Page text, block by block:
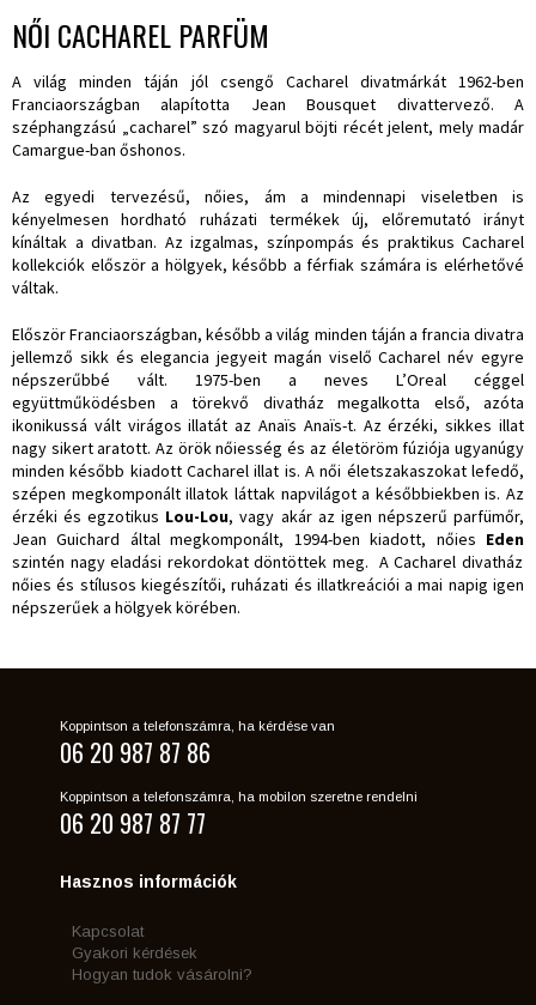
NŐI CACHAREL PARFÜM
A világ minden táján jól csengő Cacharel divatmárkát 1962-ben
Franciaországban alapította Jean Bousquet divattervező. A
széphangzású „cacharel” szó magyarul böjti récét jelent, mely madár
Camargue-ban őshonos.
Az egyedi tervezésű, nőies, ám a mindennapi viseletben is
kényelmesen hordható ruházati termékek új, előremutató irányt
kínáltak a divatban. Az izgalmas, színpompás és praktikus Cacharel
kollekciók először a hölgyek, később a férfiak számára is elérhetővé
váltak.
Először Franciaországban, később a világ minden táján a francia divatra
jellemző sikk és elegancia jegyeit magán viselő Cacharel név egyre
népszerűbbé vált. 1975-ben a neves L’Oreal céggel
együttműködésben a törekvő divatház megalkotta első, azóta
ikonikussá vált virágos illatát az Anaïs Anaïs-t. Az érzéki, sikkes illat
nagy sikert aratott. Az örök nőiesség és az életöröm fúziója ugyanúgy
minden később kiadott Cacharel illat is. A női életszakaszokat lefedő,
szépen megkomponált illatok láttak napvilágot a későbbiekben is. Az
érzéki és egzotikus Lou-Lou, vagy akár az igen népszerű parfümőr,
Jean Guichard által megkomponált, 1994-ben kiadott, nőies Eden
szintén nagy eladási rekordokat döntöttek meg. A Cacharel divatház
nőies és stílusos kiegészítői, ruházati és illatkreációi a mai napig igen
népszerűek a hölgyek körében.
Koppintson a telefonszámra, ha kérdése van
06 20 987 87 86
Koppintson a telefonszámra, ha mobilon szeretne rendelni
06 20 987 87 77
Hasznos információk
Kapcsolat
Gyakori kérdések
Hogyan tudok vásárolni?